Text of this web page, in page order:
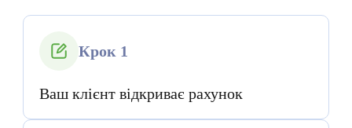
Крок 1
Ваш клієнт відкриває рахунок